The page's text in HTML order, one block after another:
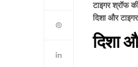
टाइगर श्रॉफ
दिशा और
दिशा